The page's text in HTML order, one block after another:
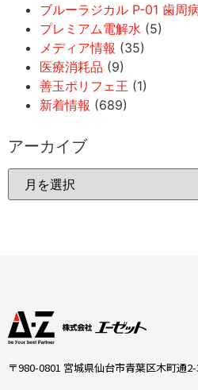
ブルーラジカル P-01 歯周
プレミアム電解水 (5)
メディア情報 (35)
医療消耗品 (9)
善玉ポリフェ王 (1)
新着情報 (689)
アーカイブ
〒980-0801 宮城県仙台市青葉区木町通